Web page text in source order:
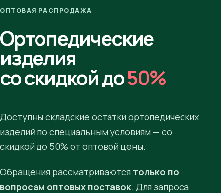
ОПТОВАЯ РАСПРОДАЖА
Ортопедические
изделия
со скидкой до50%
Доступны складские остатки ортопедических
изделий по специальным условиям — со
скидкой до 50% от оптовой цены.
Обращения рассматриваются только по
вопросам оптовых поставок. Для запроса